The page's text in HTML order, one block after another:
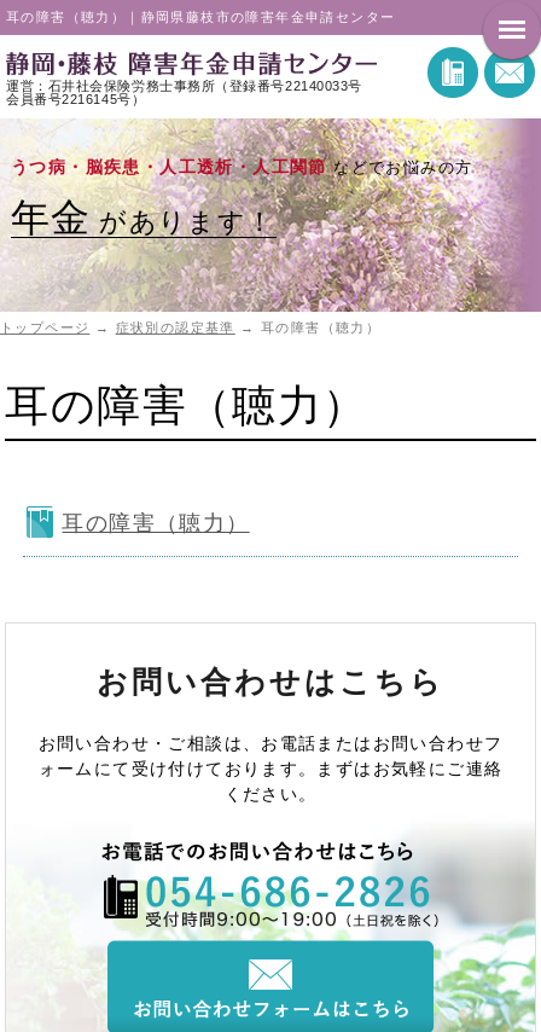
耳の障害（聴力）｜静岡県藤枝市の障害年金申請センター
運営：石井社会保険労務士事務所（登録番号22140033号
会員番号2216145号）
うつ病・脳疾患・人工透析・人工関節などでお悩みの方
年金 があります！
トップページ → 症状別の認定基準 →耳の障害（聴力）
耳の障害（聴力）
耳の障害（聴力）
お問い合わせはこちら
お問い合わせ・ご相談は、お電話またはお問い合わせフ
ォームにて受け付けております。まずはお気軽にご連絡
ください。